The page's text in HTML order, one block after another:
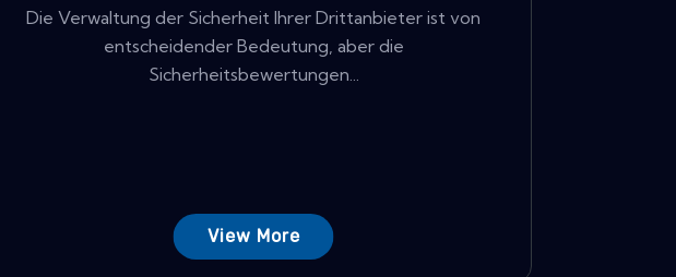
Die Verwaltung der Sicherheit Ihrer Drittanbieter ist von
entscheidender Bedeutung, aber die
Sicherheitsbewertungen...
View More